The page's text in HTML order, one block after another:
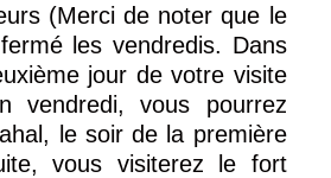
(Merci de noter que le
les vendredis. Dans
jour de votre visite
vendredi, vous pourrez
le soir de la première
vous visiterez le fort